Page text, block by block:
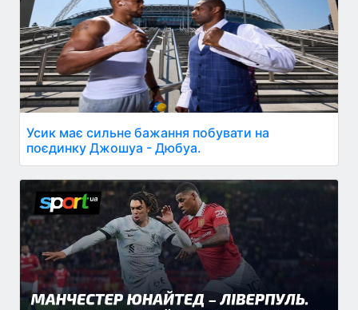
Усик має сильне бажання побувати на
поєдинку Джошуа - Дюбуа.